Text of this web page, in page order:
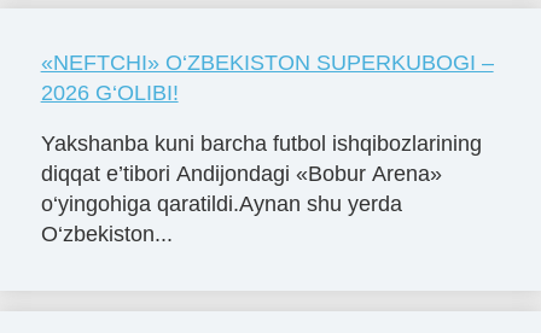
«NЕFTCHI» O‘ZBЕKISTON SUPЕRKUBOGI –
2026 G‘OLIBI!
Yakshanba kuni barcha futbol ishqibozlarining
diqqat e’tibori Andijondagi «Bobur Arena»
o‘yingohiga qaratildi.Aynan shu yerda
O‘zbekiston...